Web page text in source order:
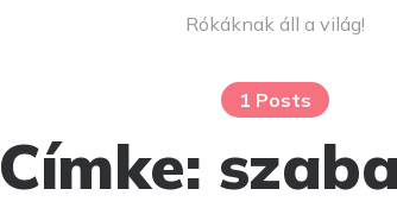
Rókáknak áll a világ!
1 Posts
Címke: